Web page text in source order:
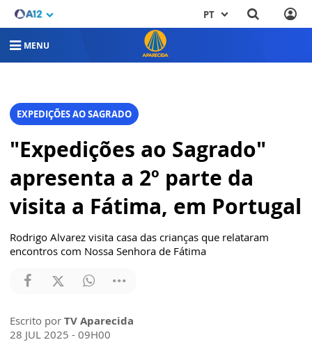
PT
MENU
EXPEDIÇÕES AO SAGRADO
"Expedições ao Sagrado"
apresenta a 2º parte da
visita a Fátima, em Portugal
Rodrigo Alvarez visita casa das crianças que relataram
encontros com Nossa Senhora de Fátima
Escrito por TV Aparecida
28 JUL 2025 - 09H00